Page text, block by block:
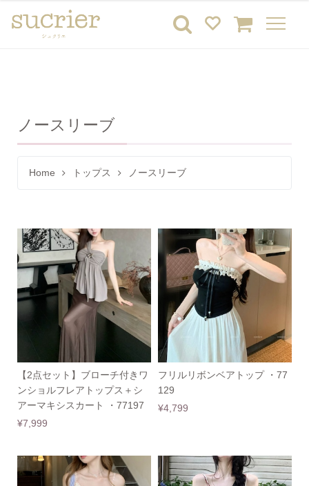
ノースリーブ
Home トップス ノースリーブ
【2点セット】ブローチ付きワ
ンショルフレアトップス＋シ
アーマキシスカート ・77197
¥7,999
フリルリボンベアトップ ・77
129
¥4,799